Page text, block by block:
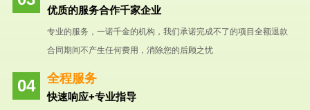
优质的服务合作千家企业
专业的服务，一诺千金的机构，我们承诺完成不了的项目全额退款
合同期间不产生任何费用，消除您的后顾之忧
全程服务
快速响应+专业指导